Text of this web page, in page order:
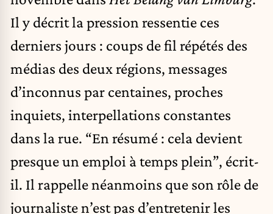
Il y décrit la pression ressentie ces
derniers jours : coups de fil répétés des
médias des deux régions, messages
d’inconnus par centaines, proches
inquiets, interpellations constantes
dans la rue. “En résumé : cela devient
presque un emploi à temps plein”, écrit-
il. Il rappelle néanmoins que son rôle de
journaliste n’est pas d’entretenir les